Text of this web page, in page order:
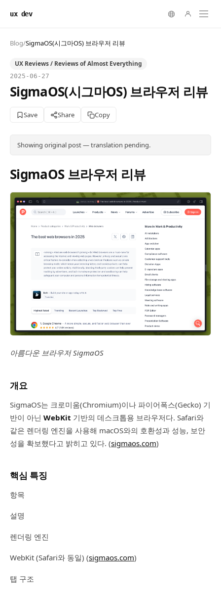
ux dev
Blog/SigmaOS(시그마OS) 브라우저 리뷰
UX Reviews / Reviews of Almost Everything
2025-06-27
SigmaOS(시그마OS) 브라우저 리뷰
Save Share Copy
Showing original post — translation pending.
SigmaOS 브라우저 리뷰
아름다운 브라우저 SigmaOS
개요
SigmaOS는 크로미움(Chromium)이나 파이어폭스(Gecko) 기
반이 아닌 WebKit 기반의 데스크톱용 브라우저다. Safari와
같은 렌더링 엔진을 사용해 macOS와의 호환성과 성능, 보안
성을 확보했다고 밝히고 있다. (sigmaos.com)
핵심 특징
항목
설명
렌더링 엔진
WebKit (Safari와 동일) (sigmaos.com)
탭 구조